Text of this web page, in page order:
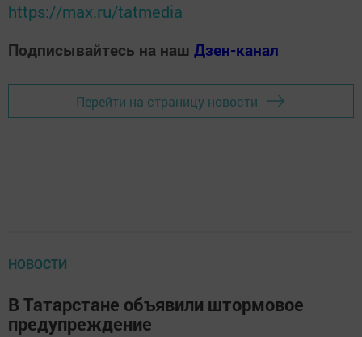
https://max.ru/tatmedia
Подписывайтесь на наш Дзен-канал
Перейти на страницу новости
НОВОСТИ
В Татарстане объявили штормовое
предупреждение